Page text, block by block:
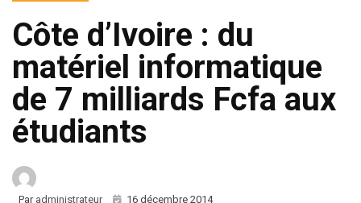
Côte d’Ivoire : du
matériel informatique
de 7 milliards Fcfa aux
étudiants
Par administrateur 16 décembre 2014